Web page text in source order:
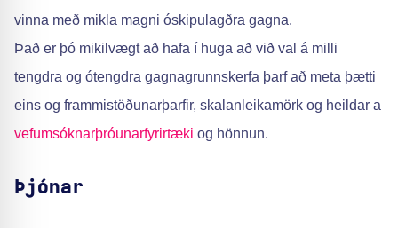
vinna með mikla magni óskipulagðra gagna.
Það er þó mikilvægt að hafa í huga að við val á milli
tengdra og ótengdra gagnagrunnskerfa þarf að meta þætti
eins og frammistöðunarþarfir, skalanleikamörk og heildar a
vefumsóknarþróunarfyrirtæki og hönnun.
Þjónar